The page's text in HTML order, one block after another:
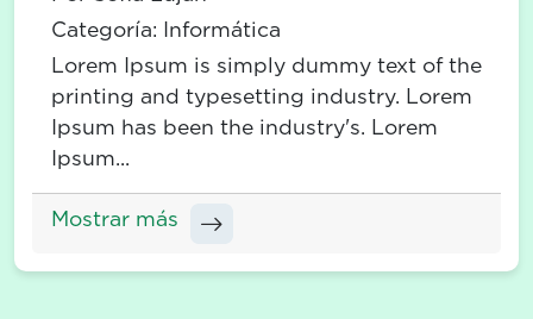
Categoría: Informática
Lorem Ipsum is simply dummy text of the
printing and typesetting industry. Lorem
Ipsum has been the industry's. Lorem
Ipsum...
Mostrar más